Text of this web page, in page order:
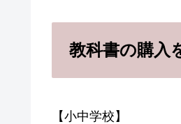
教科書の購入
【小中学校】